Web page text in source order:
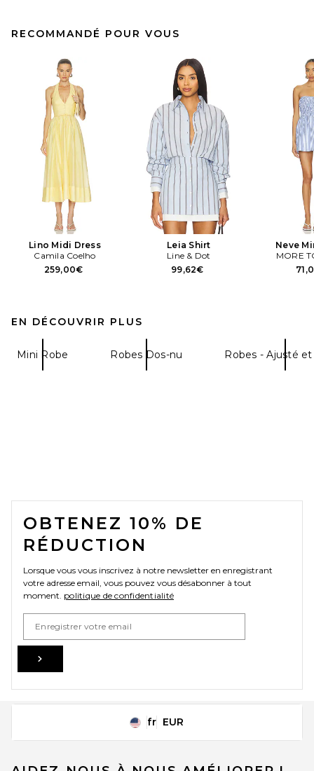
RECOMMANDÉ POUR VOUS
Lino Midi Dress
Camila Coelho
259,00€
Leia Shirt
Line & Dot
99,62€
Neve
MORE
EN DÉCOUVRIR PLUS
Mini Robe Robes Dos-nu Robes - Ajusté et
FOOTER
OBTENEZ 10% DE
RÉDUCTION
Lorsque vous vous inscrivez à notre newsletter en enregistrant
votre adresse email, vous pouvez vous désabonner à tout
moment. politique de confidentialité
Change Country Regions
fr EUR